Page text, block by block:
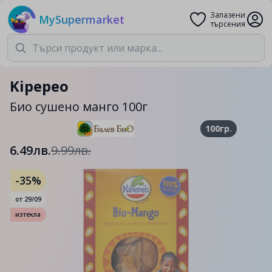
MySupermarket
Запазени
търсения
Kipepeo
Био сушено манго 100г
100гр.
6.49лв.9.99лв.
-35%
от 29/09
изтекла